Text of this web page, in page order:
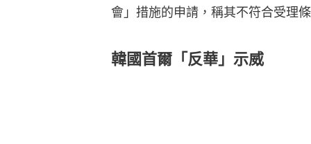
會」措施的申請，稱其不符合受理
韓國首爾「反華」示威